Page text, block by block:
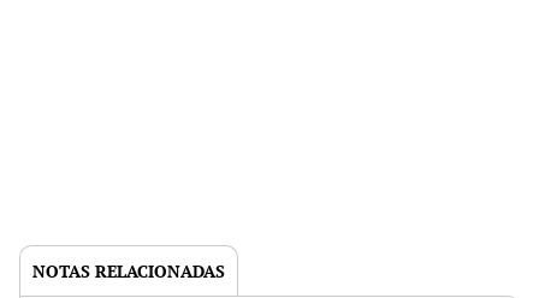
NOTAS RELACIONADAS